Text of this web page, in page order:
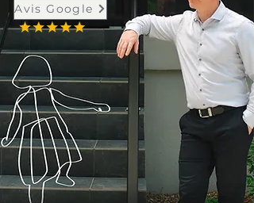
Avis Google